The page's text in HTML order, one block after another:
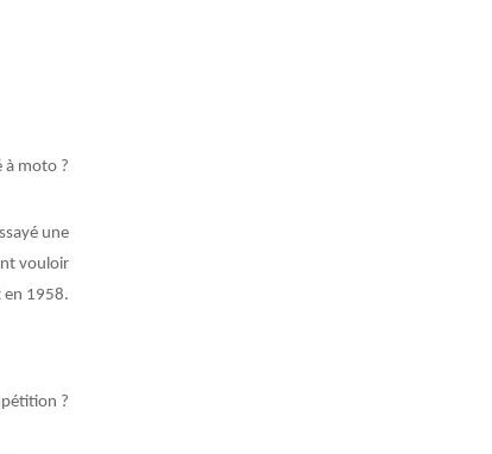
à moto ?
une
vouloir
en 1958.
?